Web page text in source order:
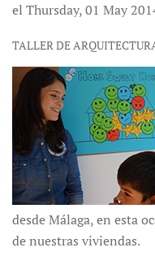
el Thursday, 01 May
TALLER DE
desde Málaga, en esta
de nuestras viviendas.